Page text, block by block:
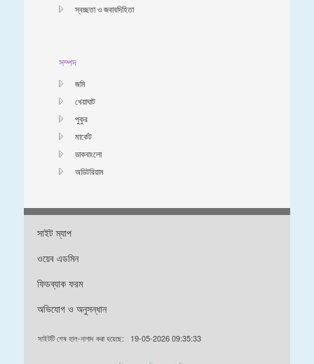
স্বচ্ছতা ও জবাবদিহিতা
সম্পদ
জমি
খেয়াঘাট
পুকুর
মার্কেট
ডাকবাংলো
অডিটরিয়াম
সাইট ম্যাপ
ওয়েব এডমিন
ফিডব্যাক ফরম
অভিযোগ ও অনুসন্ধান
সাইটটি শেষ হাল-নাগাদ করা হয়েছে: 19-05-2026 09:35:33